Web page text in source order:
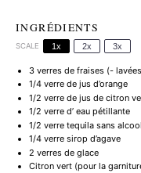
INGRÉDIENTS
SCALE 1x 2x 3x
3verres de fraises (-
1/4verre de jus d’orange
1/2 verre de jus de citron
1/2 verre d’ eau pétillante
1/2 verre tequila sans
1/4verre sirop d’agave
2 verres de glace
Citron vert (pour la